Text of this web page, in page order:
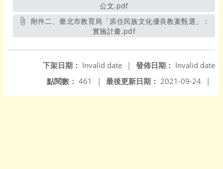
公文.pdf另開新視窗
實施計畫.pdf另開新視窗
發佈日期： Invalid date
下架日期： Invalid date
|
最後更新日期： 2021-09-24 |
點閱數： 461 |